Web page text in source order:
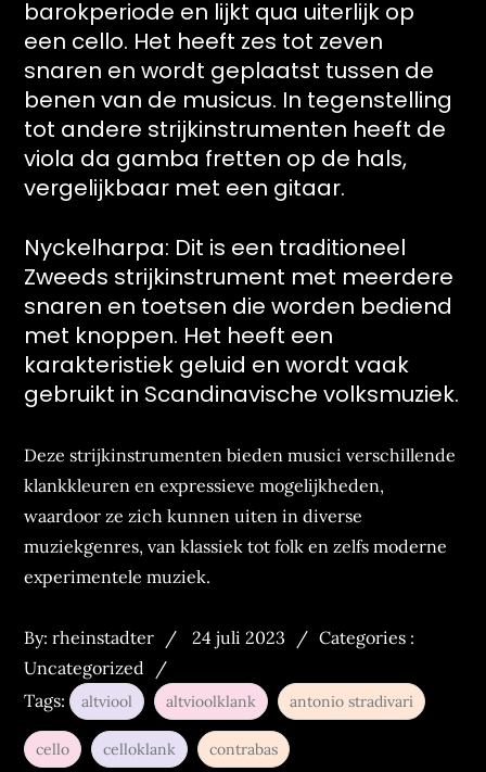
barokperiode en lijkt qua uiterlijk op
een cello. Het heeft zes tot zeven
snaren en wordt geplaatst tussen de
benen van de musicus. In tegenstelling
tot andere strijkinstrumenten heeft de
viola da gamba fretten op de hals,
vergelijkbaar met een gitaar.
Nyckelharpa: Dit is een traditioneel
Zweeds strijkinstrument met meerdere
snaren en toetsen die worden bediend
met knoppen. Het heeft een
karakteristiek geluid en wordt vaak
gebruikt in Scandinavische volksmuziek.
Deze strijkinstrumenten bieden musici verschillende
klankkleuren en expressieve mogelijkheden,
waardoor ze zich kunnen uiten in diverse
muziekgenres, van klassiek tot folk en zelfs moderne
experimentele muziek.
By:rheinstadter
Posted
24 juli 2023
Categories
Categories :
Uncategorized
Tags:
altviool altvioolklank antonio stradivari
cello celloklank contrabas